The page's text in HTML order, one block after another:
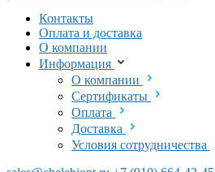
Контакты
Оплата и доставка
О компании
Информация
О компании
Сертификаты
Оплата
Доставка
Условия сотрудничества